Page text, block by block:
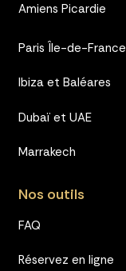
Amiens Picardie
Paris Île-de-France
Ibiza et Baléares
Dubaï et UAE
Marrakech
Nos outils
FAQ
Réservez en ligne